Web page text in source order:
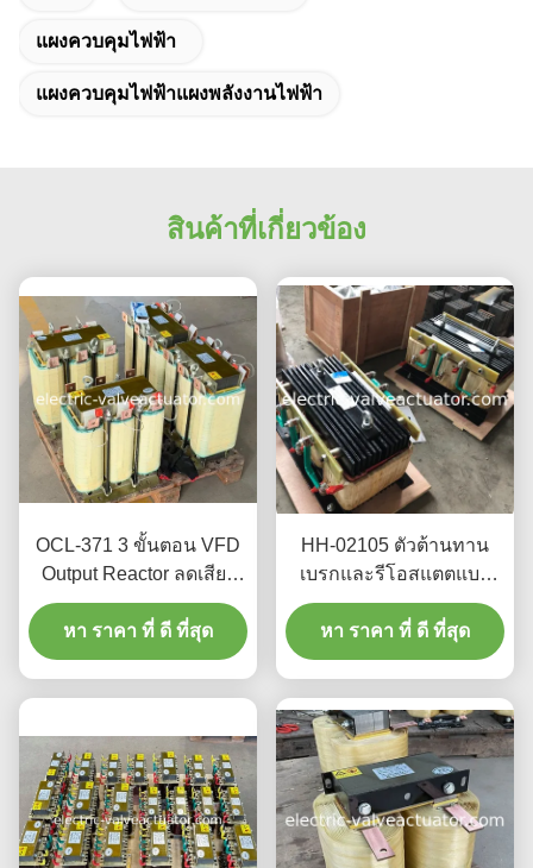
แผงควบคุมไฟฟ้า
แผงควบคุมไฟฟ้าแผงพลังงานไฟฟ้า
สินค้าที่เกี่ยวข้อง
OCL-371 3 ขั้นตอน VFD
Output Reactor ลดเสียง
เครื่องยนต์ และป้องกันอิน
เวอร์เตอร์จากฮาร์โมนิกส์
380V/660V
หา ราคา ที่ ดี ที่สุด
HH-02105 ตัวต้านทาน
เบรกและรีโอสแตตแบบ
ปรับความถี่สำหรับอินเวอร์
เตอร์ VFD
หา ราคา ที่ ดี ที่สุด